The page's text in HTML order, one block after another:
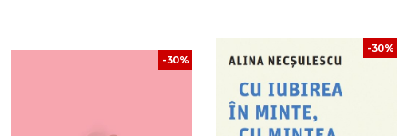
-30%
-30%